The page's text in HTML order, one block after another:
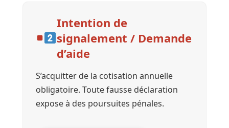
Intention de
signalement / Demande
d’aide
S’acquitter de la cotisation annuelle
obligatoire. Toute fausse déclaration
expose à des poursuites pénales.